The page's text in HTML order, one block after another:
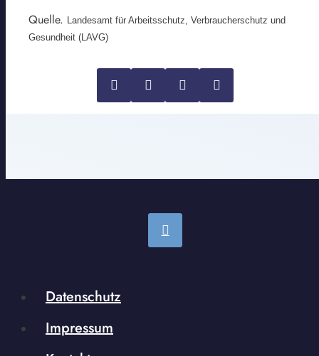
Quelle. Landesamt für Arbeitsschutz, Verbraucherschutz und
Gesundheit (LAVG)
Datenschutz
Impressum